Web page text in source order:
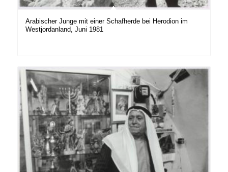
Arabischer Junge mit einer Schafherde bei Herodion im
Westjordanland, Juni 1981